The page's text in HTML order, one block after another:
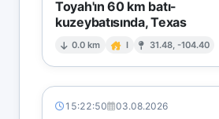
Toyah'ın 60 km batı-
kuzeybatısında, Texas
0.0 km I 31.48, -104.40
15:22:50 03.08.2026